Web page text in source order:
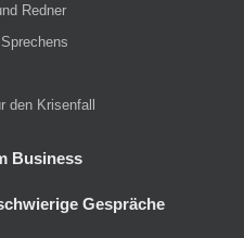
Redner
den Krisenfall
Business
Gespräche